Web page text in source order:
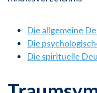
Die allgemeine
Die
Die spirituelle